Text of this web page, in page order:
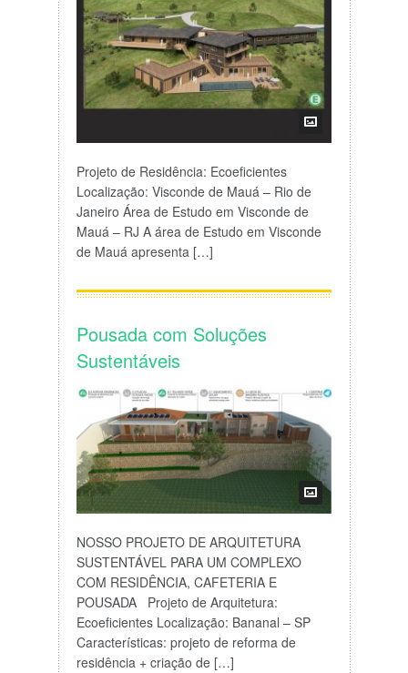
Projeto de Residência: Ecoeficientes
Localização: Visconde de Mauá – Rio de
Janeiro Área de Estudo em Visconde de
Mauá – RJ A área de Estudo em Visconde
de Mauá apresenta […]
Pousada com Soluções
Sustentáveis
NOSSO PROJETO DE ARQUITETURA
SUSTENTÁVEL PARA UM COMPLEXO
COM RESIDÊNCIA, CAFETERIA E
POUSADA Projeto de Arquitetura:
Ecoeficientes Localização: Bananal – SP
Características: projeto de reforma de
residência + criação de […]